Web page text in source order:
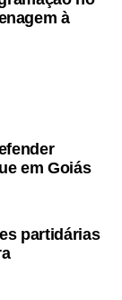
à
em Goiás
partidárias